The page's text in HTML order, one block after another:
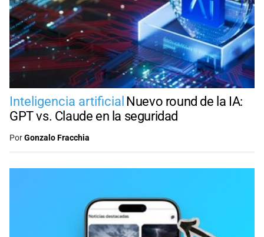
Inteligencia artificial Nuevo round de la IA:
GPT vs. Claude en la seguridad
PorGonzalo Fracchia